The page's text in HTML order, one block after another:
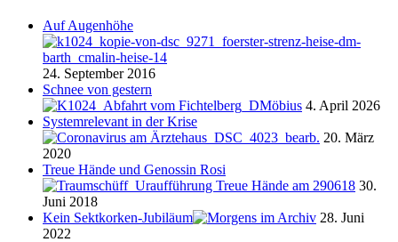
Auf Augenhöhe
24. September 2016
Schnee von gestern
4. April 2026
Systemrelevant in der Krise
20. März
2020
Treue Hände und Genossin Rosi
30.
Juni 2018
Kein Sektkorken-Jubiläum
28. Juni
2022